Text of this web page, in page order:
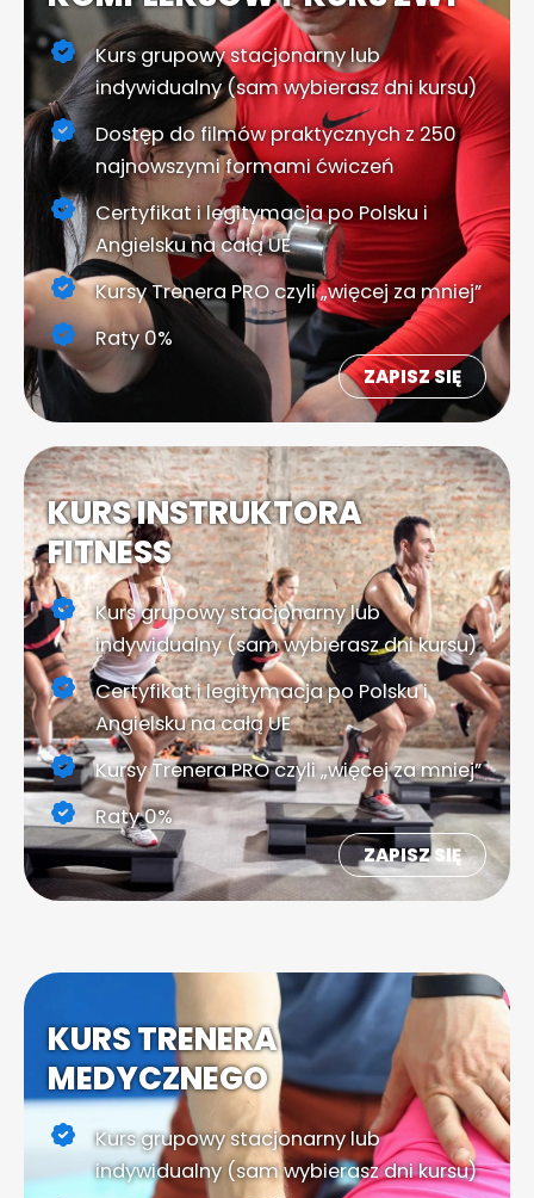
Kurs grupowy stacjonarny lub
indywidualny (sam wybierasz dni kursu)
Dostęp do filmów praktycznych z 250
najnowszymi formami ćwiczeń
Certyfikat i legitymacja po Polsku i
Angielsku na całą UE
Kursy Trenera PRO czyli „więcej za mniej”
Raty 0%
ZAPISZ SIĘ
KURS INSTRUKTORA
FITNESS
Kurs grupowy stacjonarny lub
indywidualny (sam wybierasz dni kursu)
Certyfikat i legitymacja po Polsku i
Angielsku na całą UE
Kursy Trenera PRO czyli „więcej za mniej”
Raty 0%
ZAPISZ SIĘ
KURS TRENERA
MEDYCZNEGO
Kurs grupowy stacjonarny lub
indywidualny (sam wybierasz dni kursu)